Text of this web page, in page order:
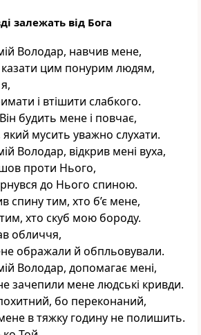
залежать від Бога
Володар, навчив мене,
казати цим понурим людям,
і втішити слабкого.
будить мене і повчає,
який мусить уважно слухати.
Володар, відкрив мені вуха,
проти Нього,
до Нього спиною.
спину тим, хто б’є мене,
хто скуб мою бороду.
обличчя,
ображали й обпльовували.
Володар, допомагає мені,
зачепили мене людські кривди.
бо переконаний,
в тяжку годину не полишить.